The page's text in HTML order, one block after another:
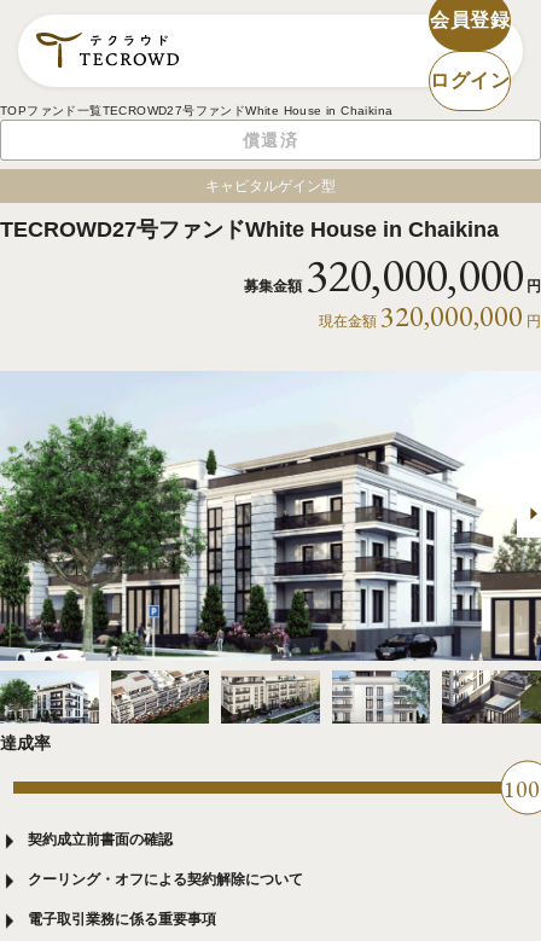
会員登録
ログイン
TOPファンド一覧TECROWD27号ファンドWhite House in Chaikina
償還済
キャピタルゲイン型
TECROWD27号ファンドWhite House in Chaikina
募集金額 320,000,000 円
現在金額 320,000,000 円
達成率
100
契約成立前書面の確認
クーリング・オフによる契約解除について
電子取引業務に係る重要事項